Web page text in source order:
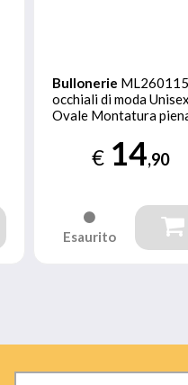
Bullonerie ML260115
occhiali di moda Unisex
Ovale Montatura
€ 14,90
Esaurito